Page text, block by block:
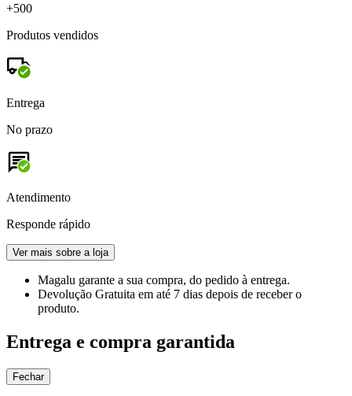
+500
Produtos vendidos
Entrega
No prazo
Atendimento
Responde rápido
Ver mais sobre a loja
Magalu garante a sua compra, do pedido à entrega.
Devolução Gratuita em até 7 dias depois de receber o
produto.
Entrega e compra garantida
Fechar